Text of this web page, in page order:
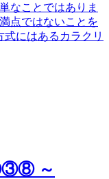
なことではありま
点ではないことを
にはあるカラクリ
～